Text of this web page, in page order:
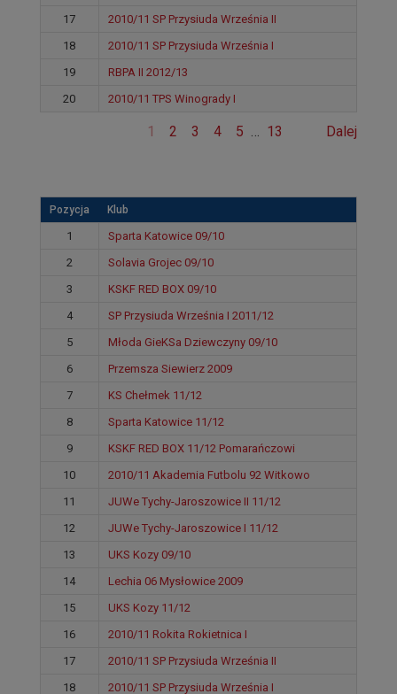
17
2010/11 SP Przysiuda Września II
18
2010/11 SP Przysiuda Września I
19
RBPA II 2012/13
20
2010/11 TPS Winogrady I
1 2 3 4 5 … 13 Dalej
Pozycja Klub
1
Sparta Katowice 09/10
2
Solavia Grojec 09/10
3
KSKF RED BOX 09/10
4
SP Przysiuda Września I 2011/12
5
Młoda GieKSa Dziewczyny 09/10
6
Przemsza Siewierz 2009
7
KS Chełmek 11/12
8
Sparta Katowice 11/12
9
KSKF RED BOX 11/12 Pomarańczowi
10
2010/11 Akademia Futbolu 92 Witkowo
11
JUWe Tychy-Jaroszowice II 11/12
12
JUWe Tychy-Jaroszowice I 11/12
13
UKS Kozy 09/10
14
Lechia 06 Mysłowice 2009
15
UKS Kozy 11/12
16
2010/11 Rokita Rokietnica I
17
2010/11 SP Przysiuda Września II
18
2010/11 SP Przysiuda Września I